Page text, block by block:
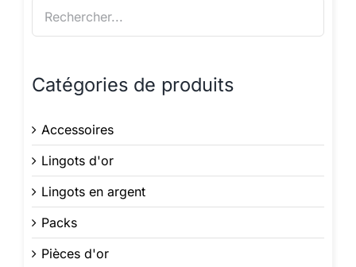
Catégories de produits
Accessoires
Lingots d'or
Lingots en argent
Packs
Pièces d'or